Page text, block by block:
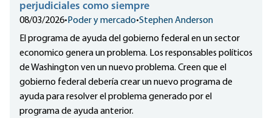
perjudiciales como siempre
08/03/2026• Poder y mercado•Stephen Anderson
El programa de ayuda del gobierno federal en un sector
economico genera un problema. Los responsables políticos
de Washington ven un nuevo problema. Creen que el
gobierno federal debería crear un nuevo programa de
ayuda para resolver el problema generado por el
programa de ayuda anterior.